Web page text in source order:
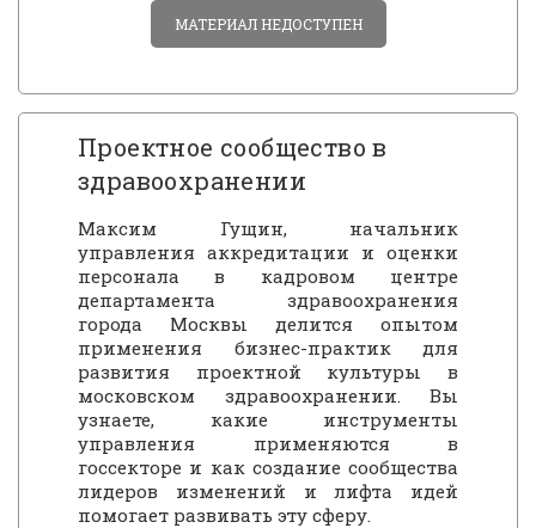
МАТЕРИАЛ НЕДОСТУПЕН
Проектное сообщество в
здравоохранении
Максим Гущин, начальник
управления аккредитации и оценки
персонала в кадровом центре
департамента здравоохранения
города Москвы делится опытом
применения бизнес-практик для
развития проектной культуры в
московском здравоохранении. Вы
узнаете, какие инструменты
управления применяются в
госсекторе и как создание сообщества
лидеров изменений и лифта идей
помогает развивать эту сферу.